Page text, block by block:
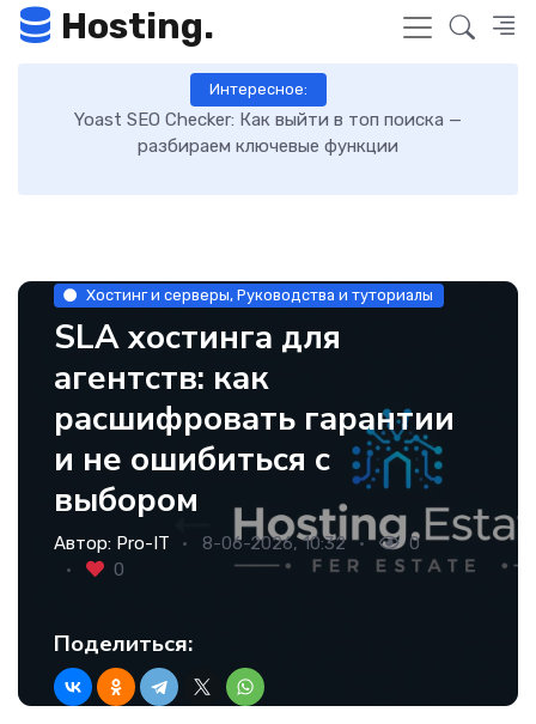
Hosting.
Интересное:
Как включить GZIP-сжатие в WordPress и ускорить
загрузку сайта: пошаговая инструкция
Хостинг и серверы, Руководства и туториалы
SLA хостинга для
агентств: как
расшифровать гарантии
и не ошибиться с
выбором
Автор: Pro-IT 8-06-2026, 10:32
0
0
Поделиться: